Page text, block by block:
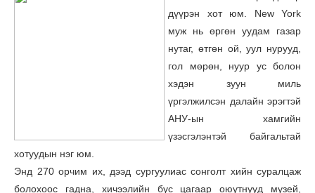
дүүрэн хот юм. New York
муж нь өргөн уудам газар
нутаг, өтгөн ой, уул нурууд,
гол мөрөн, нуур ус болон
хэдэн зуун миль
үргэлжилсэн далайн эрэгтэй
АНУ-ын хамгийн
үзэсгэлэнтэй байгальтай
хотуудын нэг юм.
Энд 270 орчим их, дээд сургуулиас сонголт хийн суралцаж
болохоос гадна, хичээлийн бус цагаар оюутнууд музей,